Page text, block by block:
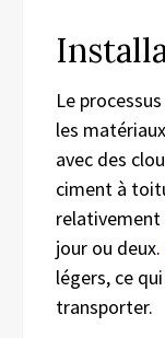
Le
les
avec des
ciment à
relativement
jour ou deux.
légers, ce
transporter.